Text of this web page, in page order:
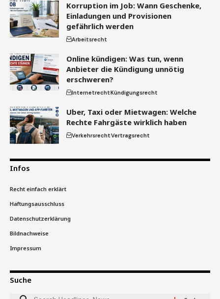
Korruption im Job: Wann Geschenke,
Einladungen und Provisionen
gefährlich werden
Arbeitsrecht
Online kündigen: Was tun, wenn
Anbieter die Kündigung unnötig
erschweren?
InternetrechtKündigungsrecht
Uber, Taxi oder Mietwagen: Welche
Rechte Fahrgäste wirklich haben
VerkehrsrechtVertragsrecht
Infos
Recht einfach erklärt
Haftungsausschluss
Datenschutzerklärung
Bildnachweise
Impressum
Suche